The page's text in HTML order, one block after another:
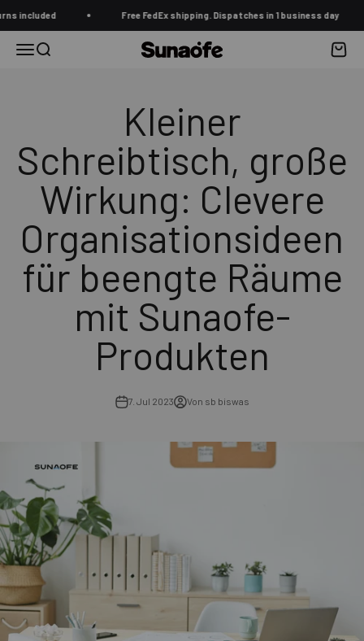
Free FedEx shipping. Dispatches in 1 business day
MenüSuche Sunaofe
Kleiner
Schreibtisch, große
Wirkung: Clevere
Organisationsideen
für beengte Räume
mit Sunaofe-
Produkten
7. Jul 2023 Von sb biswas